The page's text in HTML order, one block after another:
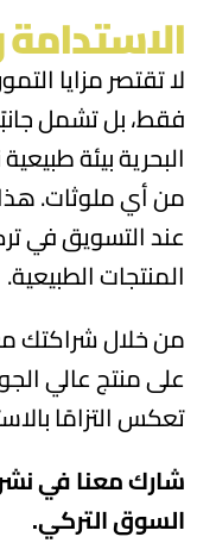
لا تقتصر مزايا
فقط، بل تشمل
البحرية بيئة
من أي ملوثات.
عند التسويق في
المنتجات الطبيعية.
من خلال شراكتك
على منتج عالي
تعكس التزامًا
شارك معنا في
السوق التركي.